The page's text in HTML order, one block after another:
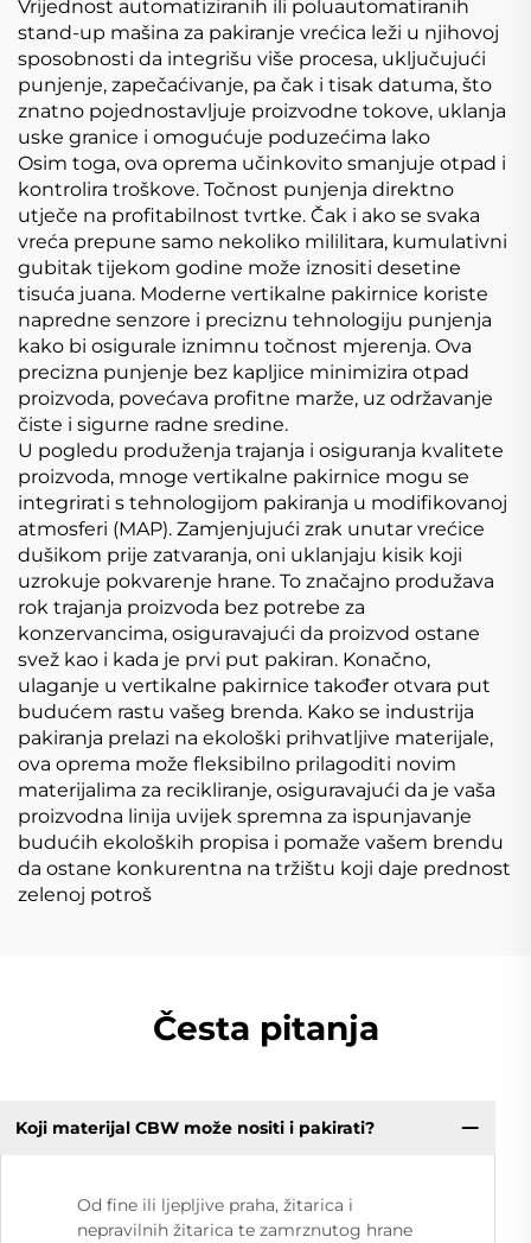
Vrijednost automatiziranih ili poluautomatiranih
stand-up mašina za pakiranje vrećica leži u njihovoj
sposobnosti da integrišu više procesa, uključujući
punjenje, zapečaćivanje, pa čak i tisak datuma, što
znatno pojednostavljuje proizvodne tokove, uklanja
uske granice i omogućuje poduzećima lako
Osim toga, ova oprema učinkovito smanjuje otpad i
kontrolira troškove. Točnost punjenja direktno
utječe na profitabilnost tvrtke. Čak i ako se svaka
vreća prepune samo nekoliko mililitara, kumulativni
gubitak tijekom godine može iznositi desetine
tisuća juana. Moderne vertikalne pakirnice koriste
napredne senzore i preciznu tehnologiju punjenja
kako bi osigurale iznimnu točnost mjerenja. Ova
precizna punjenje bez kapljice minimizira otpad
proizvoda, povećava profitne marže, uz održavanje
čiste i sigurne radne sredine.
U pogledu produženja trajanja i osiguranja kvalitete
proizvoda, mnoge vertikalne pakirnice mogu se
integrirati s tehnologijom pakiranja u modifikovanoj
atmosferi (MAP). Zamjenjujući zrak unutar vrećice
dušikom prije zatvaranja, oni uklanjaju kisik koji
uzrokuje pokvarenje hrane. To značajno produžava
rok trajanja proizvoda bez potrebe za
konzervancima, osiguravajući da proizvod ostane
svež kao i kada je prvi put pakiran. Konačno,
ulaganje u vertikalne pakirnice također otvara put
budućem rastu vašeg brenda. Kako se industrija
pakiranja prelazi na ekološki prihvatljive materijale,
ova oprema može fleksibilno prilagoditi novim
materijalima za recikliranje, osiguravajući da je vaša
proizvodna linija uvijek spremna za ispunjavanje
budućih ekoloških propisa i pomaže vašem brendu
da ostane konkurentna na tržištu koji daje prednost
zelenoj potroš
Česta pitanja
Koji materijal CBW može nositi i pakirati?
Od fine ili ljepljive praha, žitarica i
nepravilnih žitarica te zamrznutog hrane